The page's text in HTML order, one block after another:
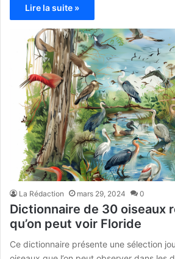
Lire la suite »
La Rédaction mars 29, 2024 0
Dictionnaire de 30 oiseaux
qu’on peut voir Floride
Ce dictionnaire présente une sélection